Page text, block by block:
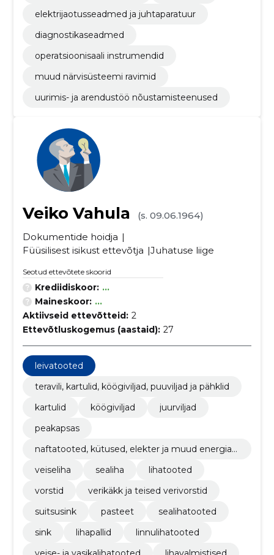
elektrijaotusseadmed ja juhtaparatuur
diagnostikaseadmed
operatsioonisaali instrumendid
muud närvisüsteemi ravimid
uurimis- ja arendustöö nõustamisteenused
Veiko Vahula
(s. 09.06.1964)
Dokumentide hoidja
Füüsilisest isikust ettevõtja
Juhatuse liige
Seotud ettevõtete skoorid
Krediidiskoor: ...
Maineskoor: ...
Aktiivseid ettevõtteid: 2
Ettevõtluskogemus (aastaid): 27
leivatooted
teravili, kartulid, köögiviljad, puuviljad ja pähklid
kartulid
köögiviljad
juurviljad
peakapsas
naftatooted, kütused, elekter ja muud energiaal
veiseliha
sealiha
lihatooted
vorstid
verikäkk ja teised verivorstid
suitsusink
pasteet
sealihatooted
sink
lihapallid
linnulihatooted